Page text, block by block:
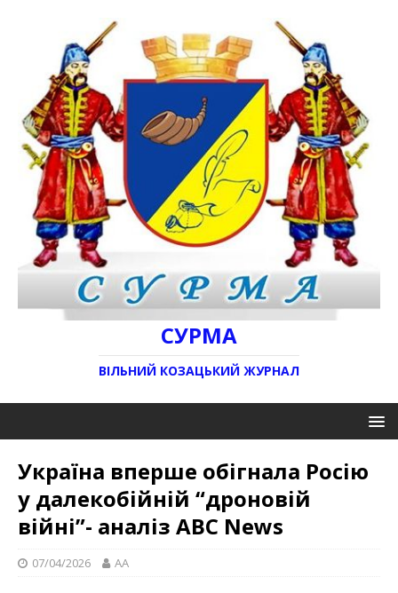
СУРМА
ВІЛЬНИЙ КОЗАЦЬКИЙ ЖУРНАЛ
Україна вперше обігнала Росію
у далекобійній “дроновій
війні”- аналіз ABC News
07/04/2026 AA